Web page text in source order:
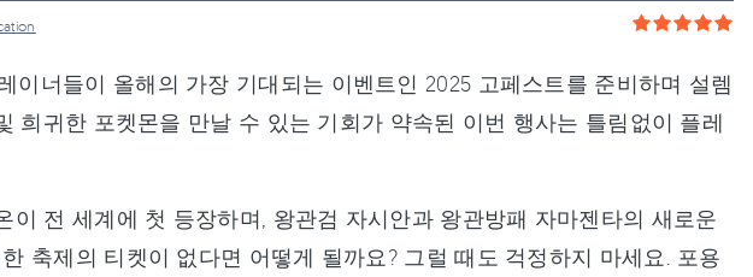
이너들이 올해의 가장 기대되는 이벤트인 2025 고페스트를 준비하며 설렘
희귀한 포켓몬을 만날 수 있는 기회가 약속된 이번 행사는 틀림없이 플레
이 전 세계에 첫 등장하며, 왕관검 자시안과 왕관방패 자마젠타의 새로운
축제의 티켓이 없다면 어떻게 될까요? 그럴 때도 걱정하지 마세요. 포용